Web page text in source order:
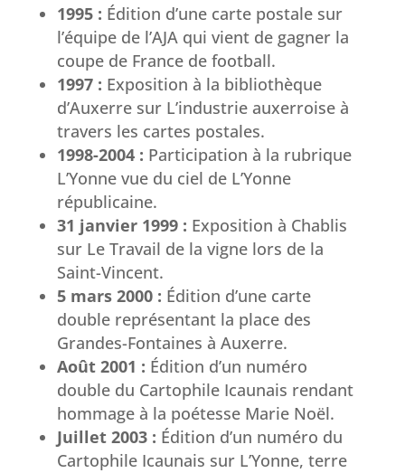
1995 : Édition d’une carte postale sur
l’équipe de l’AJA qui vient de gagner la
coupe de France de football.
1997 : Exposition à la bibliothèque
d’Auxerre sur L’industrie auxerroise à
travers les cartes postales.
1998-2004 : Participation à la rubrique
L’Yonne vue du ciel de L’Yonne
républicaine.
31 janvier 1999 : Exposition à Chablis
sur Le Travail de la vigne lors de la
Saint-Vincent.
5 mars 2000 : Édition d’une carte
double représentant la place des
Grandes-Fontaines à Auxerre.
Août 2001 : Édition d’un numéro
double du Cartophile Icaunais rendant
hommage à la poétesse Marie Noël.
Juillet 2003 : Édition d’un numéro du
Cartophile Icaunais sur L’Yonne, terre